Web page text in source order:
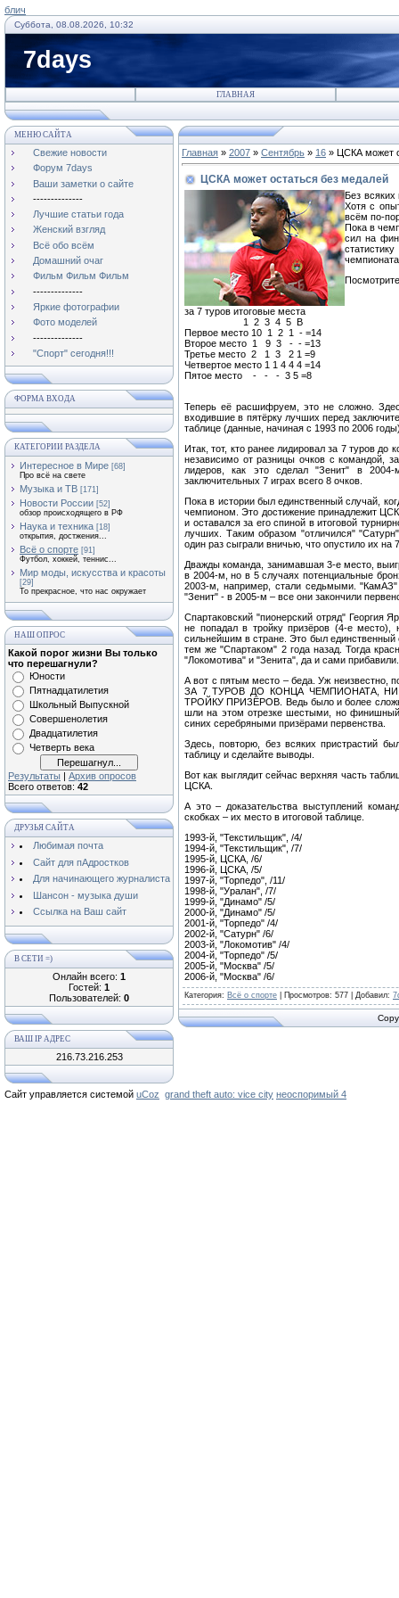
блич
Суббота, 08.08.2026, 10:32
7days
ГЛАВНАЯ
МЕНЮ САЙТА
Свежие новости
Форум 7days
Ваши заметки о сайте
--------------
Лучшие статьи года
Женский взгляд
Всё обо всём
Домашний очаг
Фильм Фильм Фильм
--------------
Яркие фотографии
Фото моделей
--------------
"Спорт" сегодня!!!
ФОРМА ВХОДА
КАТЕГОРИИ РАЗДЕЛА
Интересное в Мире [68]
Про всё на свете
Музыка и ТВ [171]
Новости России [52]
обзор происходящего в РФ
Наука и техника [18]
открытия, достжения...
Всё о спорте [91]
Футбол, хоккей, теннис...
Мир моды, искусства и красоты
[29]
То прекрасное, что нас окружает
НАШ ОПРОС
Какой порог жизни Вы только
что перешагнули?
Юности
Пятнадцатилетия
Школьный Выпускной
Совершенолетия
Двадцатилетия
Четверть века
Результаты | Архив опросов
Всего ответов: 42
ДРУЗЬЯ САЙТА
Любимая почта
Сайт для пАдростков
Для начинающего журналиста
Шансон - музыка души
Ссылка на Ваш сайт
В СЕТИ =)
Онлайн всего: 1
Гостей: 1
Пользователей: 0
ВАШ IP АДРЕС
216.73.216.253
Главная » 2007 » Сентябрь » 16 » ЦСКА может
ЦСКА может остаться без медалей
Без всяких
Хотя с
всём по-
Пока в
сил на
за 7 туров итоговые места
1 2 3 4 5 В
Первое место 10 1 2 1 - =14
Второе место 1 9 3 - - =13
Третье место 2 1 3 2 1 =9
Четвертое место 1 1 4 4 4 =14
Пятое место - - - 3 5 =8
Теперь её расшифруем, это не сложно.
входившие в пятёрку лучших перед
таблице (данные, начиная с 1993 по 2006
Итак, тот, кто ранее лидировал за 7 туров до
независимо от разницы очков с командой,
лидеров, как это сделал "Зенит" в
заключительных 7 играх всего 8 очков.
Пока в истории был единственный случай,
чемпионом. Это достижение принадлежит
и оставался за его спиной в итоговой
лучших. Таким образом "отличился"
один раз сыграли вничью, что опустило их на
Дважды команда, занимавшая 3-е место,
в 2004-м, но в 5 случаях потенциальные
2003-м, например, стали седьмыми.
"Зенит" - в 2005-м – все они закончили
Спартаковский "пионерский отряд" Георгия
не попадал в тройку призёров (4-е
сильнейшим в стране. Это был единственный
тем же "Спартаком" 2 года назад. Тогда
"Локомотива" и "Зенита", да и сами
А вот с пятым место – беда. Уж
ЗА 7 ТУРОВ ДО КОНЦА ЧЕМПИОНАТА,
ТРОЙКУ ПРИЗЁРОВ. Ведь было и более
шли на этом отрезке шестыми, но финишный
синих серебряными призёрами первенства.
Здесь, повторю, без всяких пристрастий
таблицу и сделайте выводы.
Вот как выглядит сейчас верхняя часть
ЦСКА.
А это – доказательства выступлений
скобках – их место в итоговой таблице.
1993-й, "Текстильщик", /4/
1994-й, "Текстильщик", /7/
1995-й, ЦСКА, /6/
1996-й, ЦСКА, /5/
1997-й, "Торпедо", /11/
1998-й, "Уралан", /7/
1999-й, "Динамо" /5/
2000-й, "Динамо" /5/
2001-й, "Торпедо" /4/
2002-й, "Сатурн" /6/
2003-й, "Локомотив" /4/
2004-й, "Торпедо" /5/
2005-й, "Москва" /5/
2006-й, "Москва" /6/
Категория: Всё о спорте Просмотров: 577 | Добавил:
Сайт управляется системой uCoz grand theft auto: vice city неоспоримый 4